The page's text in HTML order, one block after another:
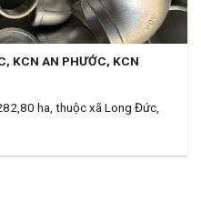
KCN AN PHƯỚC, KCN
ha, thuộc xã Long Đức,